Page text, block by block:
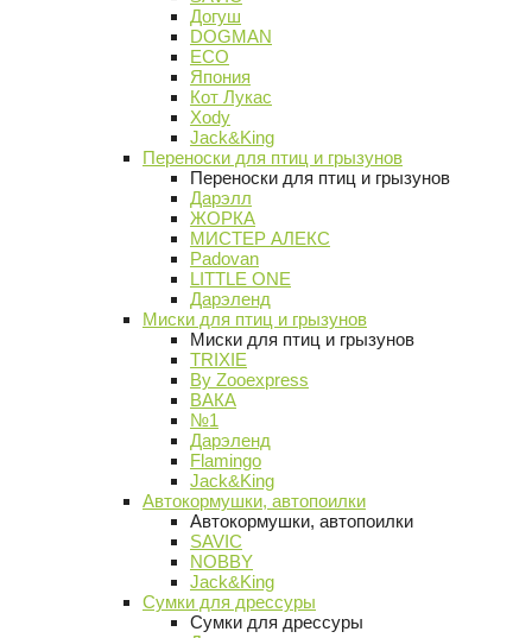
Догуш
DOGMAN
ECO
Япония
Кот Лукас
Xody
Jack&King
Переноски для птиц и грызунов
Переноски для птиц и грызунов
Дарэлл
ЖОРКА
МИСТЕР АЛЕКС
Padovan
LITTLE ONE
Дарэленд
Миски для птиц и грызунов
Миски для птиц и грызунов
TRIXIE
By Zooexpress
ВАКА
№1
Дарэленд
Flamingo
Jack&King
Автокормушки, автопоилки
Автокормушки, автопоилки
SAVIC
NOBBY
Jack&King
Сумки для дрессуры
Сумки для дрессуры